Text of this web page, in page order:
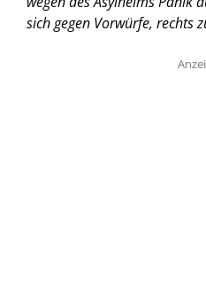
sich gegen Vorwürfe, rechts